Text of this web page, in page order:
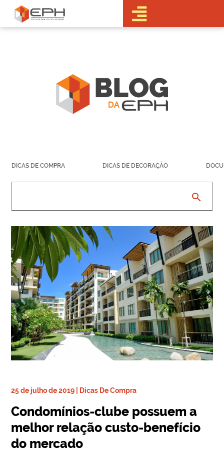
•Sobre a EPH
Lançamentos
Lançamentos
Em obras
•Trabalhe
DICAS DE COMPRA DICAS DE DECORAÇÃO
search
25 de julho de 2019 | Dicas De Compra
Condomínios-clube possuem a
melhor relação custo-benefício
do mercado